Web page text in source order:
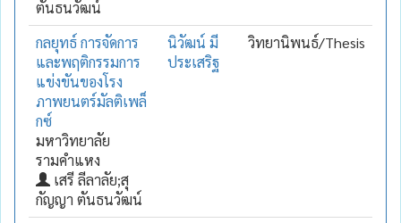
ตันธนวัฒน์
กลยุทธ์ การจัดการ
และพฤติกรรมการ
แข่งขันของโรง
ภาพยนตร์มัลติเพล็
กซ์
มหาวิทยาลัย
รามคำแหง
เสรี ลีลาลัย;สุ
กัญญา ตันธนวัฒน์
นิวัฒน์ มี
ประเสริฐ
วิทยานิพนธ์/Thesis